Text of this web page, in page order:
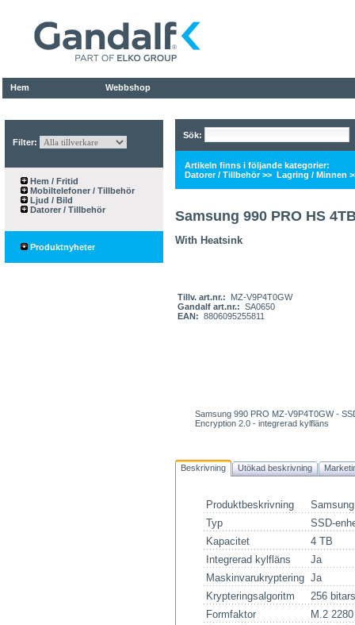
Hem Webbshop
Filter:
Hem / Fritid
Mobiltelefoner / Tillbehör
Ljud / Bild
Datorer / Tillbehör
Produktnyheter
Sök:
Artikeln finns i följande kategorier:
Datorer / Tillbehör>> Lagring / Minnen
Samsung 990 PRO HS
With Heatsink
Tillv. art.nr.:
MZ-V9P4T0GW
Gandalf art.nr.: SA0650
EAN: 8806095255811
Samsung 990 PRO MZ-V9P4T0GW -
Encryption 2.0 - integrerad kylfläns
Beskrivning Utökad beskrivning
Produktbeskrivning
Typ
SSD-
Kapacitet
4 TB
Integrerad kylfläns
Ja
Maskinvarukryptering Ja
Krypteringsalgoritm
256
Formfaktor
M.2 2280